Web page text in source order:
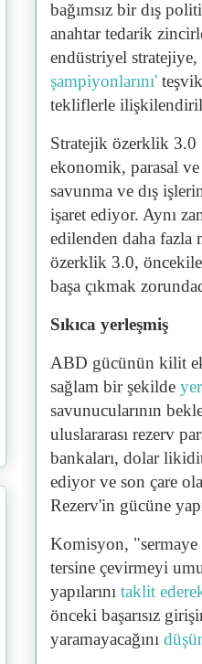
bağımsız bir dış
anahtar tedarik
endüstriyel
şampiyonlarını'
tekliflerle
Stratejik özerklik 3.0
ekonomik, parasal
savunma ve dış
işaret ediyor. Aynı
edilenden daha
özerklik 3.0,
başa çıkmak
Sıkıca yerleşmiş
ABD gücünün kilit
sağlam bir şekilde
savunucularının
uluslararası rezerv
bankaları, dolar
ediyor ve son çare
Rezerv'in gücüne
Komisyon, "sermaye
tersine çevirmeyi
yapılarını taklit
önceki başarısız
yaramayacağını